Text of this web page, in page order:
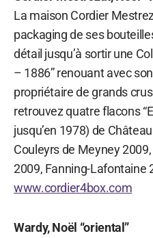
La maison Cordier
packaging de ses
détail jusqu’à sortir une
– 1886” renouant avec
propriétaire de grands
retrouvez quatre flacons
jusqu’en 1978) de
Couleyrs de Meyney
2009, Fanning-Lafontaine
www.cordier4box.com
Wardy, Noël “oriental”